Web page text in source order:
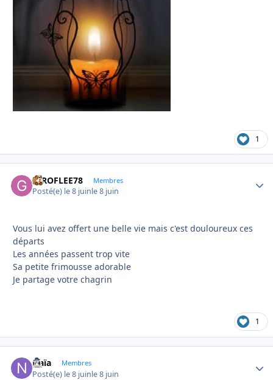
1
GIROFLEE78 Membres
Posté(e) le 8 juinle 8 juin
Vous lui avez offert une belle vie mais c'est douloureux ces
départs
Les années passent trop vite
Sa petite frimousse adorable
Je partage votre chagrin
1
Naïa Membres
Posté(e) le 8 juinle 8 juin